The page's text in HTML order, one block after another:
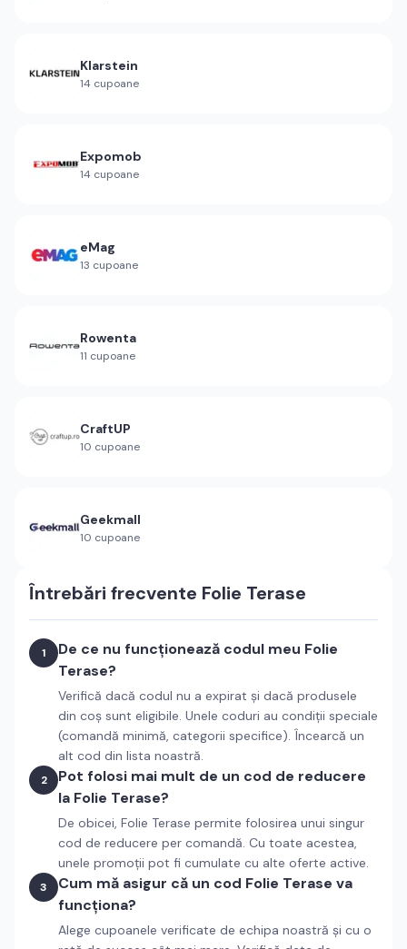
Klarstein
14 cupoane
Expomob
14 cupoane
eMag
13 cupoane
Rowenta
11 cupoane
CraftUP
10 cupoane
Geekmall
10 cupoane
Întrebări frecvente Folie Terase
1
De ce nu funcționează codul meu Folie
Terase?
Verifică dacă codul nu a expirat și dacă produsele
din coș sunt eligibile. Unele coduri au condiții speciale
(comandă minimă, categorii specifice). Încearcă un
alt cod din lista noastră.
2
Pot folosi mai mult de un cod de reducere
la Folie Terase?
De obicei, Folie Terase permite folosirea unui singur
cod de reducere per comandă. Cu toate acestea,
unele promoții pot fi cumulate cu alte oferte active.
3
Cum mă asigur că un cod Folie Terase va
funcționa?
Alege cupoanele verificate de echipa noastră și cu o